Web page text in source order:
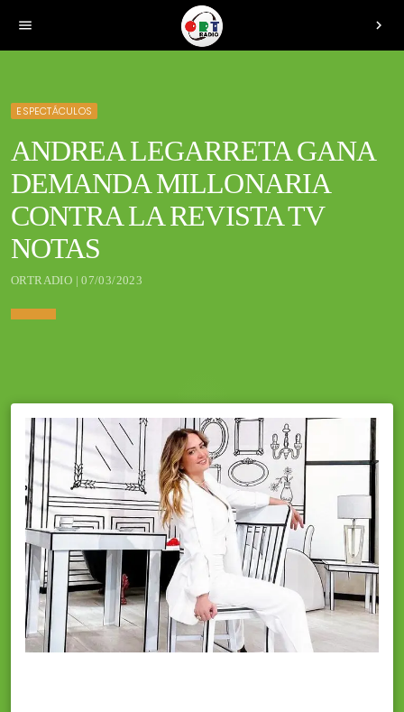
menu chevron_right
ESPECTÁCULOS
ANDREA LEGARRETA GANA
DEMANDA MILLONARIA
CONTRA LA REVISTA TV
NOTAS
ORTRADIO | 07/03/2023